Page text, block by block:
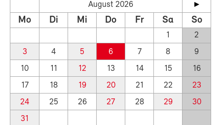
August 2026
Mo Di Mi Do Fr Sa So
1
2
3
4 5 6 7 8
9
10
11 12 13 14 15
16
17
18 19 20 21 22
23
24
25 26 27 28 29
30
31